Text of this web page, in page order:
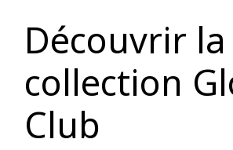
Découvrir la
collection
Club